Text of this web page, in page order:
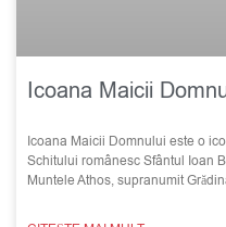
Icoana Maicii
Icoana Maicii Domnului este o
Schitului românesc Sfântul Ioan
Muntele Athos, supranumit